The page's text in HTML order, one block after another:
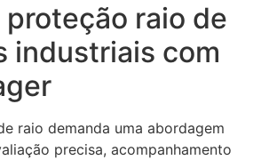
raio de
industriais com
raio demanda uma abordagem
precisa, acompanhamento